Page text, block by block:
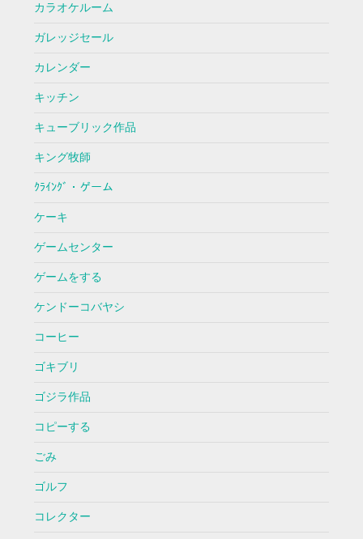
カラオケルーム
ガレッジセール
カレンダー
キッチン
キューブリック作品
キング牧師
ｸﾗｲﾝｸﾞ・ゲーム
ケーキ
ゲームセンター
ゲームをする
ケンドーコバヤシ
コーヒー
ゴキブリ
ゴジラ作品
コピーする
ごみ
ゴルフ
コレクター